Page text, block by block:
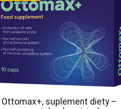
Ottomax+, suplement diety –